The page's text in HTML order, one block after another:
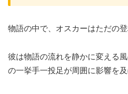
物語の中で、オスカーはただの
彼は物語の流れを静かに変える
の一挙手一投足が周囲に影響を及